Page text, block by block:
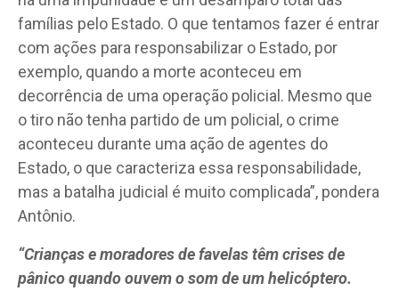
famílias pelo Estado. O que tentamos fazer é entrar
com ações para responsabilizar o Estado, por
exemplo, quando a morte aconteceu em
decorrência de uma operação policial. Mesmo que
o tiro não tenha partido de um policial, o crime
aconteceu durante uma ação de agentes do
Estado, o que caracteriza essa responsabilidade,
mas a batalha judicial é muito complicada”, pondera
Antônio.
“Crianças e moradores de favelas têm crises de
pânico quando ouvem o som de um helicóptero.